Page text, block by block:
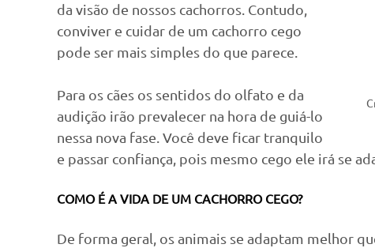
da visão de nossos cachorros. Contudo,
conviver e cuidar de um cachorro cego
pode ser mais simples do que parece.
Para os cães os sentidos do olfato e da
audição irão prevalecer na hora de guiá-lo
nessa nova fase. Você deve ficar tranquilo
e passar confiança, pois mesmo cego ele irá se
COMO É A VIDA DE UM CACHORRO CEGO?
De forma geral, os animais se adaptam melhor